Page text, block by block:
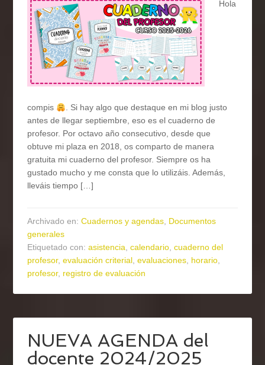
Hola
compis
. Si hay algo que destaque en mi blog justo
antes de llegar septiembre, eso es el cuaderno de
profesor. Por octavo año consecutivo, desde que
obtuve mi plaza en 2018, os comparto de manera
gratuita mi cuaderno del profesor. Siempre os ha
gustado mucho y me consta que lo utilizáis. Además,
lleváis tiempo […]
Archivado en:Cuadernos y agendas, Documentos
generales
Etiquetado con:asistencia,calendario,cuaderno del
profesor,evaluación criterial,evaluaciones, horario,
profesor, registro de evaluación
NUEVA AGENDA del
docente 2024/2025